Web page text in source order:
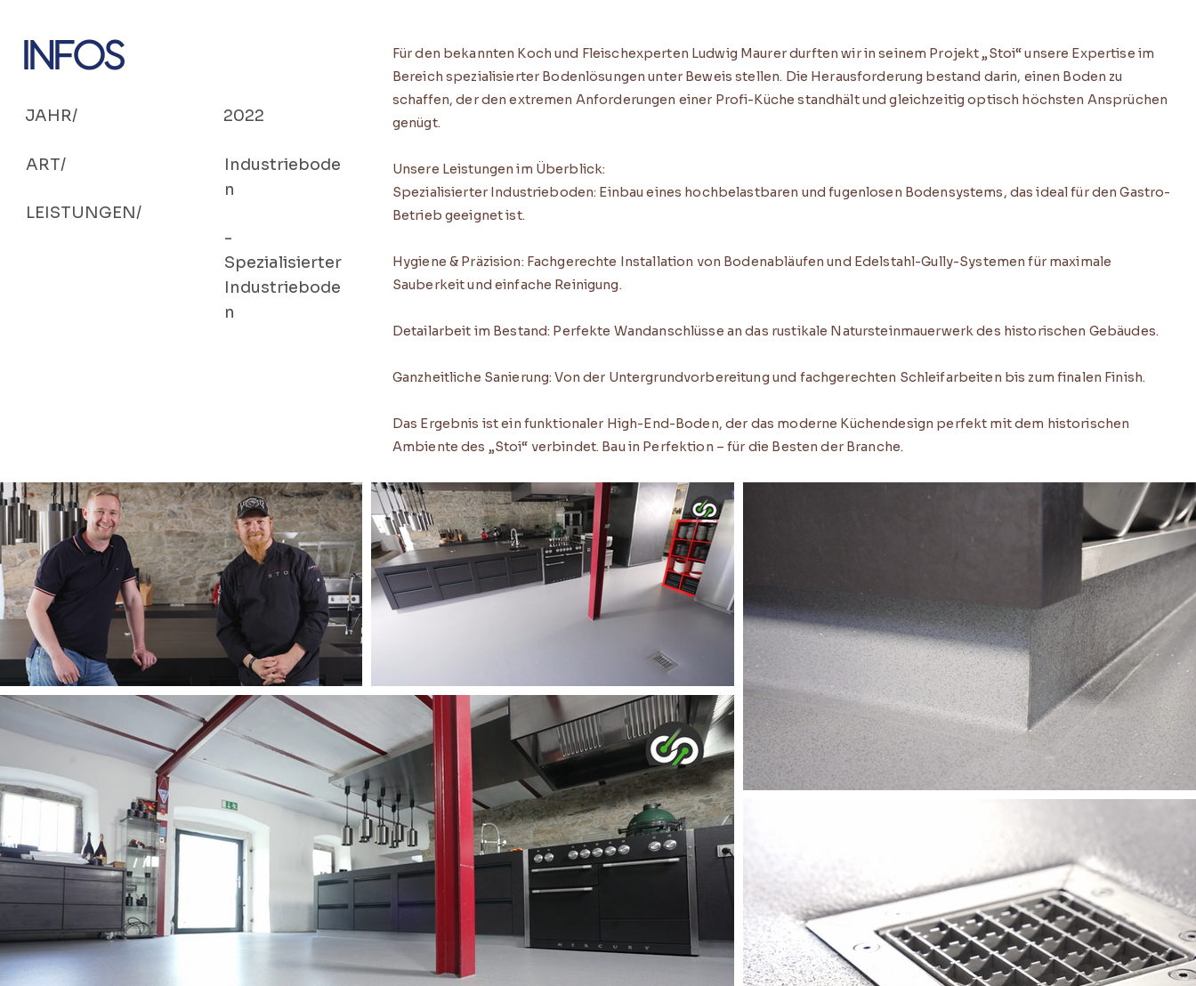
INFOS
LEISTUNGEN/
JAHR/
ART/
-
Spezialisierter
Industriebode
n
2022
Industriebode
n
Für den bekannten Koch und Fleischexperten Ludwig Maurer durften wir in seinem Projekt „Stoi“ unsere Expertise im
Bereich spezialisierter Bodenlösungen unter Beweis stellen. Die Herausforderung bestand darin, einen Boden zu
schaffen, der den extremen Anforderungen einer Profi-Küche standhält und gleichzeitig optisch höchsten Ansprüchen
genügt.
Unsere Leistungen im Überblick:
Spezialisierter Industrieboden: Einbau eines hochbelastbaren und fugenlosen Bodensystems, das ideal für den Gastro-
Betrieb geeignet ist.
Hygiene & Präzision: Fachgerechte Installation von Bodenabläufen und Edelstahl-Gully-Systemen für maximale
Sauberkeit und einfache Reinigung.
Detailarbeit im Bestand: Perfekte Wandanschlüsse an das rustikale Natursteinmauerwerk des historischen Gebäudes.
Ganzheitliche Sanierung: Von der Untergrundvorbereitung und fachgerechten Schleifarbeiten bis zum finalen Finish.
Das Ergebnis ist ein funktionaler High-End-Boden, der das moderne Küchendesign perfekt mit dem historischen
Ambiente des „Stoi“ verbindet. Bau in Perfektion – für die Besten der Branche.